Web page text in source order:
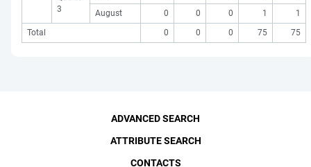
3
August
0 0 0 1
1
Total
0 0 0 75 75
ADVANCED SEARCH
ATTRIBUTE SEARCH
CONTACTS